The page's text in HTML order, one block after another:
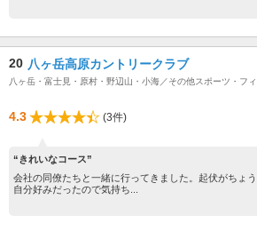
20 八ヶ岳高原カントリークラブ
八ヶ岳・富士見・原村・野辺山・小海／その他スポーツ・フ
4.3 (3件)
“きれいなコース”
会社の同僚たちと一緒に行ってきました。起伏がちょ
自分好みだったので気持ち...